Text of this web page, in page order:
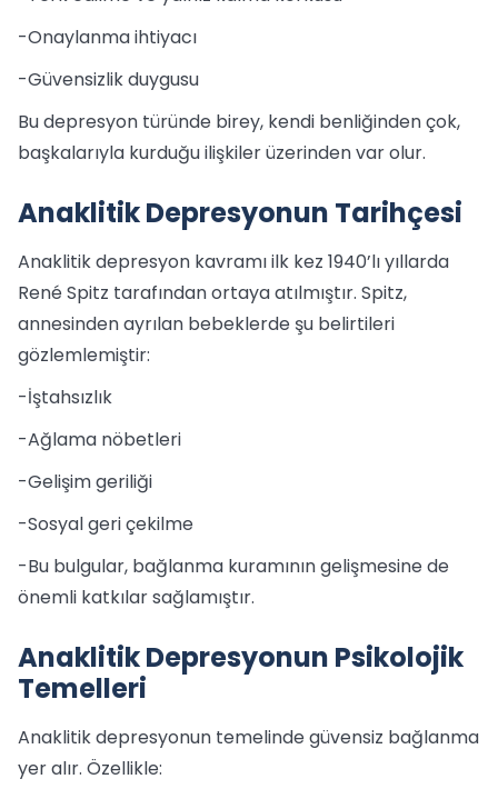
-Onaylanma ihtiyacı
-Güvensizlik duygusu
Bu depresyon türünde birey, kendi benliğinden çok,
başkalarıyla kurduğu ilişkiler üzerinden var olur.
Anaklitik Depresyonun Tarihçesi
Anaklitik depresyon kavramı ilk kez 1940’lı yıllarda
René Spitz tarafından ortaya atılmıştır. Spitz,
annesinden ayrılan bebeklerde şu belirtileri
gözlemlemiştir:
-İştahsızlık
-Ağlama nöbetleri
-Gelişim geriliği
-Sosyal geri çekilme
-Bu bulgular, bağlanma kuramının gelişmesine de
önemli katkılar sağlamıştır.
Anaklitik Depresyonun Psikolojik
Temelleri
Anaklitik depresyonun temelinde güvensiz bağlanma
yer alır. Özellikle: